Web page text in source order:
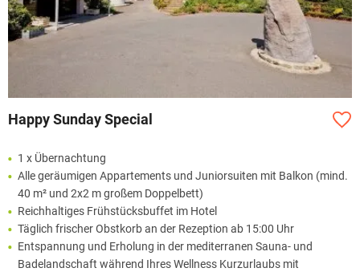
Happy Sunday Special
1 x Übernachtung
Alle geräumigen Appartements und Juniorsuiten mit Balkon (mind.
40 m² und 2x2 m großem Doppelbett)
Reichhaltiges Frühstücksbuffet im Hotel
Täglich frischer Obstkorb an der Rezeption ab 15:00 Uhr
Entspannung und Erholung in der mediterranen Sauna- und
Badelandschaft während Ihres Wellness Kurzurlaubs mit